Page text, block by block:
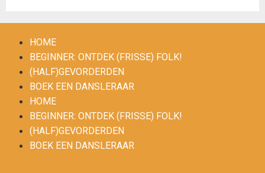
HOME
BEGINNER: ONTDEK (FRISSE) FOLK!
(HALF)GEVORDERDEN
BOEK EEN DANSLERAAR
HOME
BEGINNER: ONTDEK (FRISSE) FOLK!
(HALF)GEVORDERDEN
BOEK EEN DANSLERAAR